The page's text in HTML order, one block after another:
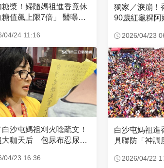
糖漿！婦隨媽祖進香竟休
值飆上限7倍」 醫曝原
04/24 11:16
沙屯媽祖刈火唸疏文！
大咖天后 包尿布忍尿5
04/23 16:36
獨家／淚崩
90歲紅龜粿阿
2026/04/23
白沙屯媽祖進
具聯防「神調
2026/04/22